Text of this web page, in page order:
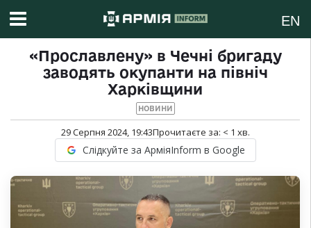
EN
«Прославлену» в Чечні бригаду
заводять окупанти на північ
Харківщини
НОВИНИ
29 Серпня 2024, 19:43Прочитаєте за: < 1 хв.
Слідкуйте за АрміяInform в Google